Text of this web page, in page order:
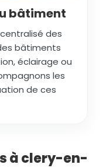
bâtiment
des
bâtiments
éclairage ou
les
de ces
à clery-en-